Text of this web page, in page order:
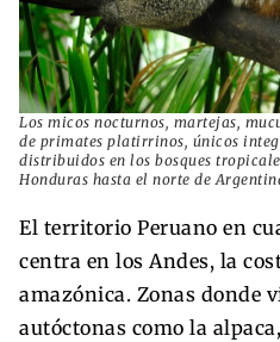
Los micos nocturnos, martejas,
de primates platirrinos, únicos
distribuidos en los bosques
Honduras hasta el norte de
El territorio Peruano en
centra en los Andes, la
amazónica. Zonas donde
autóctonas como la